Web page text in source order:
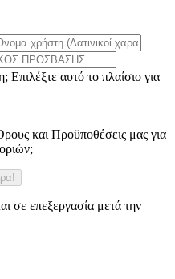
Επιλέξτε αυτό το πλαίσιο για
και Προϋποθέσεις μας για
σε επεξεργασία μετά την